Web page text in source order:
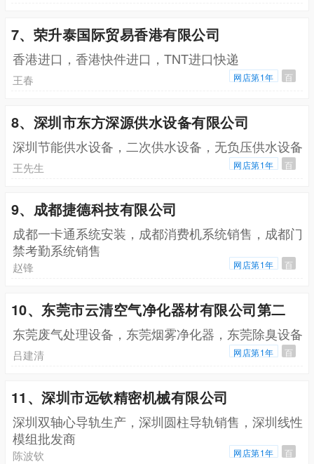
7、荣升泰国际贸易香港有限公司
香港进口，香港快件进口，TNT进口快递
王春 网店第1年 百
8、深圳市东方深源供水设备有限公司
深圳节能供水设备，二次供水设备，无负压供水设备
王先生 网店第1年 百
9、成都捷德科技有限公司
成都一卡通系统安装，成都消费机系统销售，成都门
禁考勤系统销售
赵锋 网店第1年 百
10、东莞市云清空气净化器材有限公司第二
东莞废气处理设备，东莞烟雾净化器，东莞除臭设备
吕建清 网店第1年 百
11、深圳市远钦精密机械有限公司
深圳双轴心导轨生产，深圳圆柱导轨销售，深圳线性
模组批发商
陈波钦 网店第1年 百